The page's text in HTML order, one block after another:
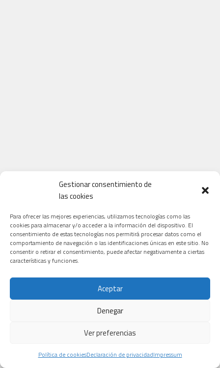
Gestionar consentimiento de
las cookies
Para ofrecer las mejores experiencias, utilizamos tecnologías como las
cookies para almacenar y/o acceder a la información del dispositivo. El
consentimiento de estas tecnologías nos permitirá procesar datos como el
comportamiento de navegación o las identificaciones únicas en este sitio. No
consentir o retirar el consentimiento, puede afectar negativamente a ciertas
características y funciones.
Aceptar
Denegar
Ver preferencias
Política de cookiesDeclaración de privacidadImpressum